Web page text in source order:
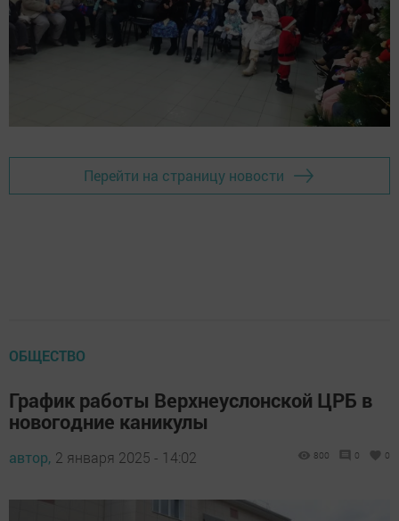
Перейти на страницу новости
ОБЩЕСТВО
График работы Верхнеуслонской ЦРБ в
новогодние каникулы
автор, 2 января 2025 - 14:02 800 0 0